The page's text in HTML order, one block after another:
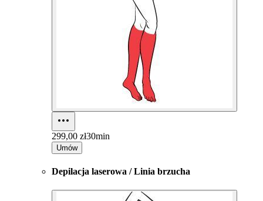
299,00 zł30min
Umów
Depilacja laserowa / Linia brzucha